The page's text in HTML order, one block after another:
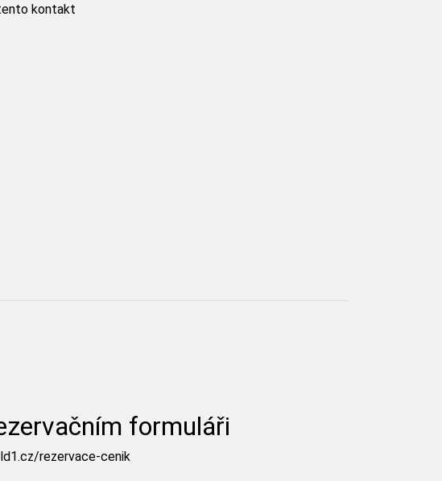
kontakt
formuláři
rezervace-cenik